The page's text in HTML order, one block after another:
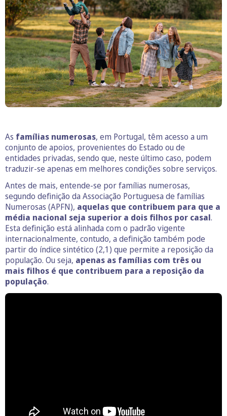
As famílias numerosas, em Portugal, têm acesso a um
conjunto de apoios, provenientes do Estado ou de
entidades privadas, sendo que, neste último caso, podem
traduzir-se apenas em melhores condições sobre serviços.
Antes de mais, entende-se por famílias numerosas,
segundo definição da Associação Portuguesa de famílias
Numerosas (APFN), aquelas que contribuem para que a
média nacional seja superior a dois filhos por casal.
Esta definição está alinhada com o padrão vigente
internacionalmente, contudo, a definição também pode
partir do índice sintético (2,1) que permite a reposição da
população. Ou seja, apenas as famílias com três ou
mais filhos é que contribuem para a reposição da
população.